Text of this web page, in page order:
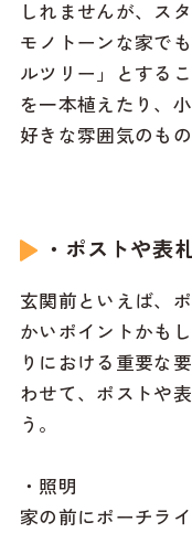
しれませんが、ス
モノトーンな家で
ルツリー」とする
を一本植えたり、
好きな雰囲気のも
・ポストや表
玄関前といえば、
かいポイントかも
りにおける重要な
わせて、ポストや
う。
・照明
家の前にポーチラ